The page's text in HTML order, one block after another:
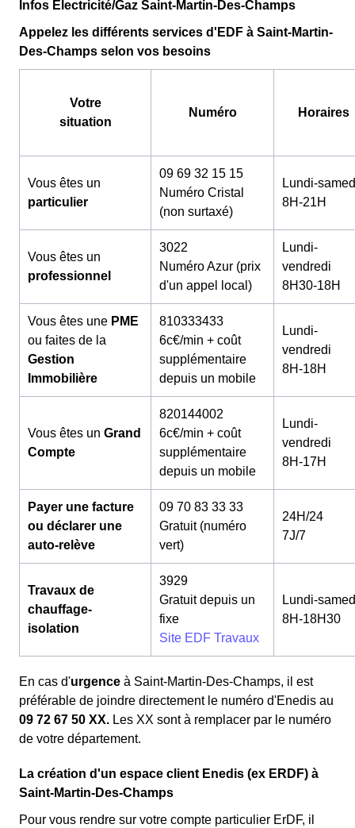
Infos Électricité/Gaz Saint-Martin-Des-Champs
Appelez les différents services d'EDF à Saint-Martin-
Des-Champs selon vos besoins
Votre
situation
Numéro Horaires
Vous êtes un
particulier
09 69 32 15 15
Numéro Cristal
(non surtaxé)
Lundi-
8H-21H
Vous êtes un
professionnel
3022
Numéro Azur (prix
d'un appel local)
Lundi-
vendredi
8H30-18H
Vous êtes une PME
ou faites de la
Gestion
Immobilière
810333433
6c€/min + coût
supplémentaire
depuis un mobile
Lundi-
vendredi
8H-18H
Vous êtes un Grand
Compte
820144002
6c€/min + coût
supplémentaire
depuis un mobile
Lundi-
vendredi
8H-17H
Payer une facture
ou déclarer une
auto-relève
09 70 83 33 33
Gratuit (numéro
vert)
24H/24
7J/7
Travaux de
chauffage-
isolation
3929
Gratuit depuis un
fixe
Site EDF Travaux
Lundi-
8H-18H30
En cas d'urgence à Saint-Martin-Des-Champs, il est
préférable de joindre directement le numéro d'Enedis au
09 72 67 50 XX. Les XX sont à remplacer par le numéro
de votre département.
La création d'un espace client Enedis (ex ERDF) à
Saint-Martin-Des-Champs
Pour vous rendre sur votre compte particulier ErDF, il